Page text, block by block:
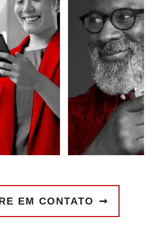
Saiba
um
para viver
com
depende de
você contribuiu e
regra vai usar, as
existe um mínimo
(piso) e um
(teto) que você
receber.
LER MAIS
EM CONTATO